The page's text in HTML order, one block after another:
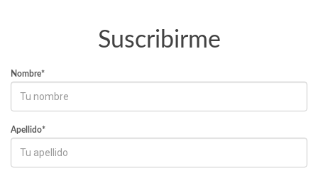
Suscribirme
Nombre*
Apellido*